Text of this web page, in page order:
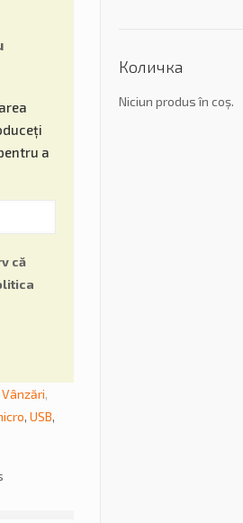
a
că
Vânzări,
, USB,
Количка
Niciun produs în coș.